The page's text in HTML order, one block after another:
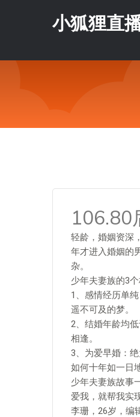
小狐狸直
106.80
轻龄，婚姻资深
年才进入婚姻的
杂。
少年夫妻族的3
1、感情经历单
遥不可及的梦。
2、结婚年龄均
相逢。
3、为爱早婚：
如何十年如一日
少年夫妻族故事
爱我，就帮我实
李珊，26岁，编